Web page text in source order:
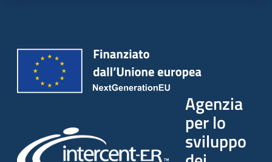
Agenzia
per lo
sviluppo